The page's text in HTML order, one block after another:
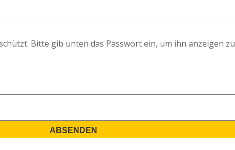
Bitte gib unten das Passwort ein, um ihn anzeigen zu